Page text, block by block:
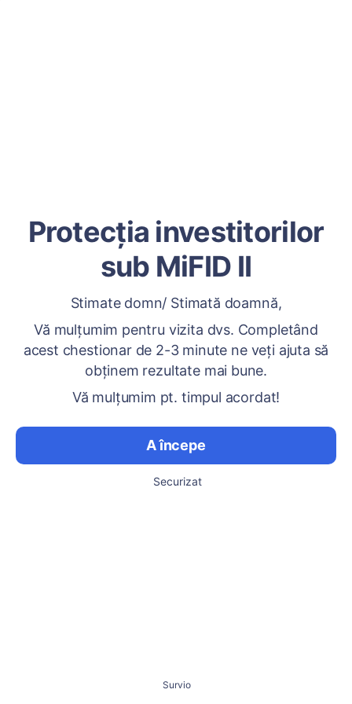
Protecția investitorilor
sub MiFID II
Stimate domn/ Stimată doamnă,
Vă mulțumim pentru vizita dvs. Completând
acest chestionar de 2-3 minute ne veți ajuta să
obținem rezultate mai bune.
Vă mulțumim pt. timpul acordat!
A începe
Securizat
Survio